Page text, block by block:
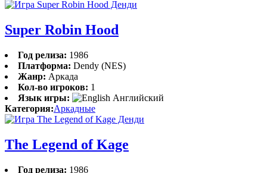
Super Robin Hood
Год релиза: 1986
Платформа: Dendy (NES)
Жанр: Аркада
Кол-во игроков: 1
Язык игры:
Английский
Категория:Аркадные
The Legend of Kage
Год релиза: 1986